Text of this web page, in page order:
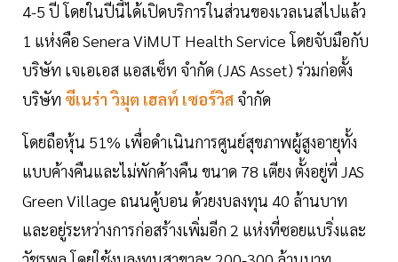
4-5 ปี โดยในปีนี้ได้เปิดบริการในส่วนของเวลเนสไปแล้ว
1 แห่งคือ Senera ViMUT Health Service โดยจับมือกับ
บริษัท เจเอเอส แอสเซ็ท จํากัด (JAS Asset) ร่วมก่อตั้ง
บริษัท ซีเนร่า วิมุต เฮลท์ เซอร์วิส จำกัด
โดยถือหุ้น 51% เพื่อดำเนินการศูนย์สุขภาพผู้สูงอายุทั้ง
แบบค้างคืนและไม่พักค้างคืน ขนาด 78 เตียง ตั้งอยู่ที่ JAS
Green Village ถนนคู้บอน ด้วยงบลงทุน 40 ล้านบาท
และอยู่ระหว่างการก่อสร้างเพิ่มอีก 2 แห่งที่ซอยแบริ่งและ